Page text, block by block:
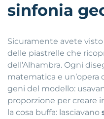
sinfonia
Sicuramente avete
delle piastrelle che
dell’Alhambra. Ogni
matematica e un’opera
geni del modello:
proporzione per creare
la cosa buffa: lasciavano